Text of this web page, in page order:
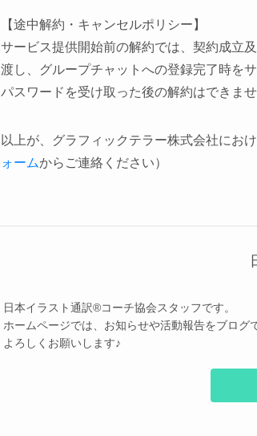
【途中解約・キャンセルポリシー】
サービス提供開始前の解約では、契約成立
渡し、グループチャットへの登録完了時を
パスワードを受け取った後の解約はできませ
以上が、グラフィックテラー株式会社にお
ォームからご連絡ください）
日本イラスト通訳®︎コーチ協会スタッフです。
ホームページでは、お知らせや活動報告をブログ
よろしくお願いします♪